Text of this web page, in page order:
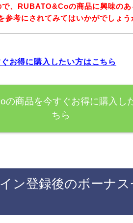
で、RUBATO&Coの商品に興味のあ
参考にされてみてはいかがでしょう
お得に購入したい方はこちら
の商品を今すぐお得に購入し
ちら
ン登録後のボーナ